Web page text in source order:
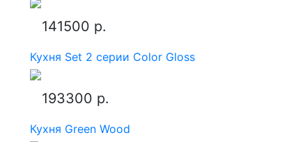
141500 р.
Кухня Set 2 серии Color Gloss
193300 р.
Кухня Green Wood